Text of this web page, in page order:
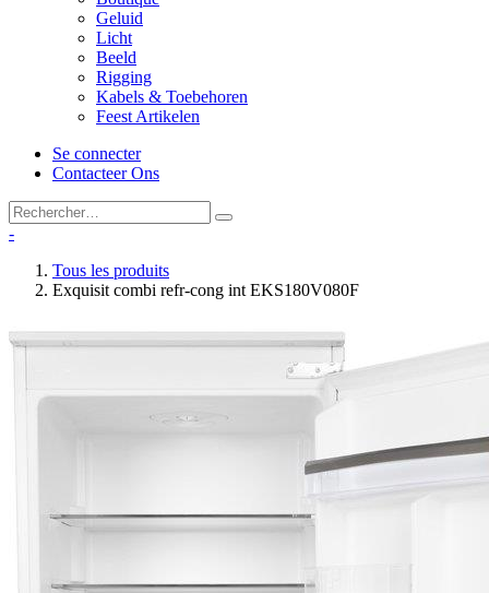
Geluid
Licht
Beeld
Rigging
Kabels & Toebehoren
Feest Artikelen
Se connecter
Contacteer Ons
-
Tous les produits
Exquisit combi refr-cong int EKS180V080F